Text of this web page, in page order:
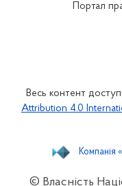
Портал
Весь контент
Attribution 4.0
© Власність
Компанія